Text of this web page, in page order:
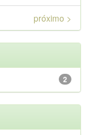
próximo >
2